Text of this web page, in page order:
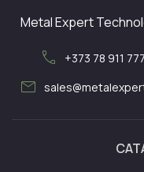
Metal Expert
call +373 78 911 777
mail